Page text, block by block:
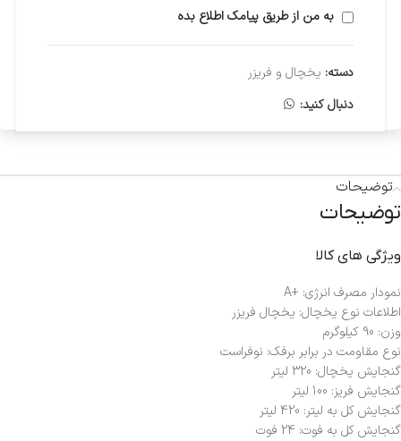
به من از طریق پیامک اطلاع بده
دسته: یخچال و فریزر
دنبال کنید:
توضیحات
توضیحات
ویژگی های کالا
نمودار مصرف انرژی: +A
اطلاعات نوع یخچال: یخچال فریزر
وزن: 90 کیلوگرم
نوع مقاومت در برابر برفک: نوفراست
گنجایش یخچال: 320 لیتر
گنجایش فریز: 100 لیتر
گنجایش کل به لیتر: 420 لیتر
گنجایش کل به فوت: 24 فوت